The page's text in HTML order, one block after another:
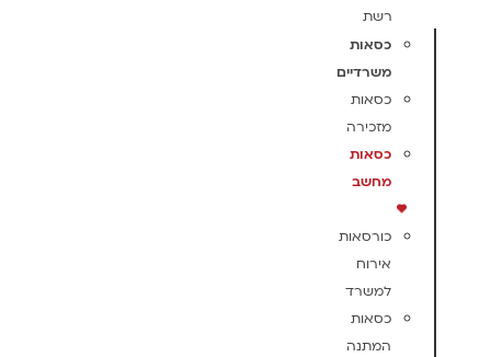
רשת
כסאות
משרדיים
כסאות
מזכירה
כסאות
מחשב
כורסאות
אירוח
למשרד
כסאות
המתנה